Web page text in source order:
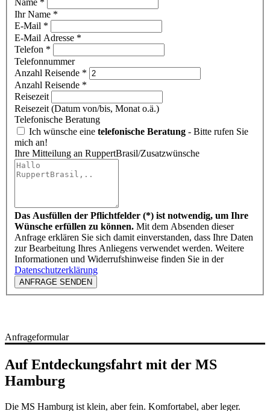
Name *
Ihr Name *
E-Mail *
E-Mail Adresse *
Telefon *
Telefonnummer
Anzahl Reisende *
Anzahl Reisende *
Reisezeit
Reisezeit (Datum von/bis, Monat o.ä.)
Telefonische Beratung
Ich wünsche eine telefonische Beratung - Bitte rufen Sie
mich an!
Ihre Mitteilung an RuppertBrasil/Zusatzwünsche
Das Ausfüllen der Pflichtfelder (*) ist notwendig, um Ihre
Wünsche erfüllen zu können. Mit dem Absenden dieser
Anfrage erklären Sie sich damit einverstanden, dass Ihre Daten
zur Bearbeitung Ihres Anliegens verwendet werden. Weitere
Informationen und Widerrufshinweise finden Sie in der
Datenschutzerklärung
ANFRAGE SENDEN
Anfrageformular
Auf Entdeckungsfahrt mit der MS
Hamburg
Die MS Hamburg ist klein, aber fein. Komfortabel, aber leger.